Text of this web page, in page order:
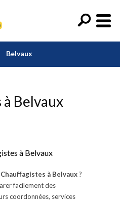
Belvaux
Belvaux
à Belvaux
Chauffagistes à Belvaux?
facilement des
coordonnées, services